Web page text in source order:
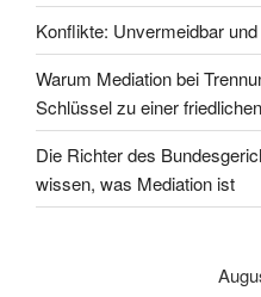
Konflikte: Unvermeidbar
Warum Mediation bei
Schlüssel zu einer
Die Richter des
wissen, was Mediation ist